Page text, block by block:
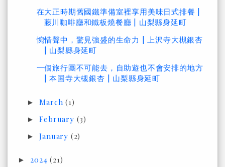
在大正時期舊國鐵準備室裡享用美味日式排餐 |
藤川咖啡廳和鐵板燒餐廳 | 山梨縣身延町
惋惜聲中，驚見強盛的生命力 | 上沢寺大槻銀杏
| 山梨縣身延町
一個旅行團不可能去，自助遊也不會安排的地方
| 本国寺大槻銀杏 | 山梨縣身延町
►March(1)
►February (3)
►January (2)
► 2024(21)